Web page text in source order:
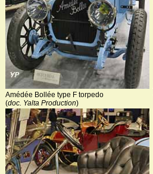
Amédée Bollée type F torpedo
(doc. Yalta Production)